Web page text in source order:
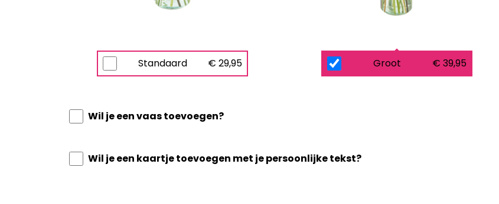
Standaard € 29,95 Groot € 39,95
Wil je een vaas toevoegen?
Wil je een kaartje toevoegen met je persoonlijke tekst?